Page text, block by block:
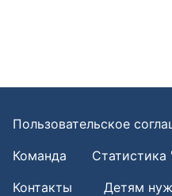
Пользовательское
Команда
Контакты
Детям